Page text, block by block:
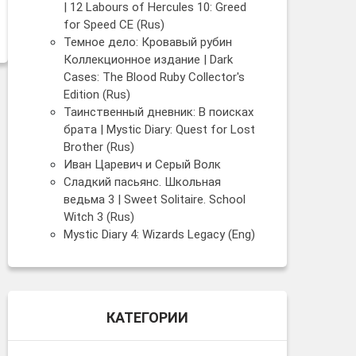
| 12 Labours of Hercules 10: Greed
for Speed CE (Rus)
Темное дело: Кровавый рубин
Коллекционное издание | Dark
Cases: The Blood Ruby Collector's
Edition (Rus)
Таинственный дневник: В поисках
брата | Mystic Diary: Quest for Lost
Brother (Rus)
Иван Царевич и Серый Волк
Сладкий пасьянс. Школьная
ведьма 3 | Sweet Solitaire. School
Witch 3 (Rus)
Mystic Diary 4: Wizards Legacy (Eng)
КАТЕГОРИИ